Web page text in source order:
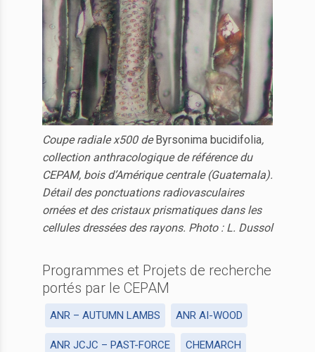
Coupe radiale x500 deByrsonima bucidifolia,
collection anthracologique de référence du
CEPAM, bois d’Amérique centrale (Guatemala).
Détail des ponctuations radiovasculaires
ornées et des cristaux prismatiques dans les
cellules dressées des rayons. Photo : L. Dussol
Programmes et Projets de recherche
portés par le CEPAM
ANR – AUTUMN LAMBS ANR AI-WOOD
ANR JCJC – PAST-FORCE CHEMARCH